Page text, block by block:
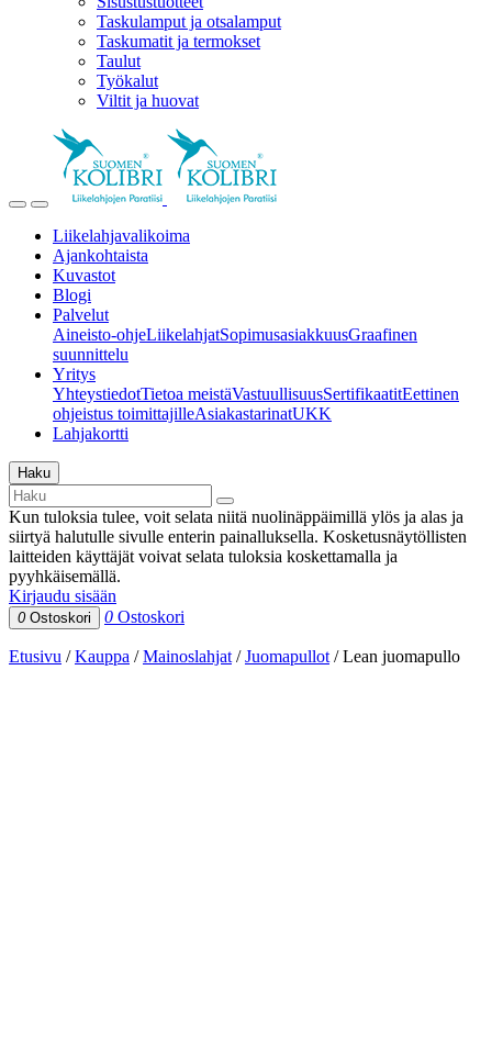
Taskulamput ja otsalamput
Taskumatit ja termokset
Taulut
Työkalut
Viltit ja huovat
Liikelahjavalikoima
Ajankohtaista
Kuvastot
Blogi
Palvelut
Aineisto-ohjeLiikelahjatSopimusasiakkuusGraafinen
suunnittelu
Yritys
YhteystiedotTietoa meistäVastuullisuusSertifikaatitEettinen
ohjeistus toimittajilleAsiakastarinatUKK
Lahjakortti
Haku
Kun tuloksia tulee, voit selata niitä nuolinäppäimillä ylös ja alas ja
siirtyä halutulle sivulle enterin painalluksella. Kosketusnäytöllisten
laitteiden käyttäjät voivat selata tuloksia koskettamalla ja
pyyhkäisemällä.
Kirjaudu sisään
0 Ostoskori 0 Ostoskori
Etusivu /Kauppa /Mainoslahjat /Juomapullot /Lean juomapullo